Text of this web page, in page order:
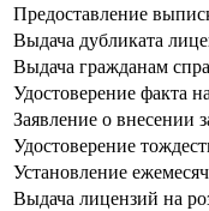
Предоставление
Выдача дубликата
Выдача гражданам
Удостоверение факта
Заявление о внесении
Удостоверение
Установление
Выдача лицензий на